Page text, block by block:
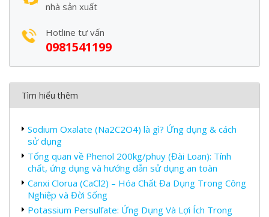
nhà sản xuất
Hotline tư vấn
0981541199
Tìm hiểu thêm
Sodium Oxalate (Na2C2O4) là gì? Ứng dụng & cách
sử dụng
Tổng quan về Phenol 200kg/phuy (Đài Loan): Tính
chất, ứng dụng và hướng dẫn sử dụng an toàn
Canxi Clorua (CaCl2) – Hóa Chất Đa Dụng Trong Công
Nghiệp và Đời Sống
Potassium Persulfate: Ứng Dụng Và Lợi Ích Trong